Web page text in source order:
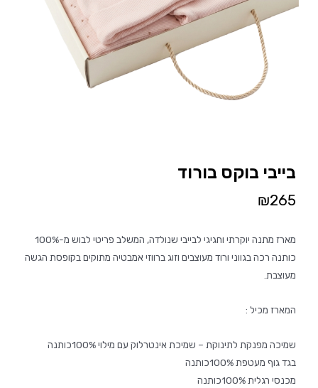
בייבי בוקס בורוד
₪265
מארז מתנה יוקרתי וחגיגי לבייבי שנולדה, המשלב פריטי לבוש מ-100%
כותנה רכה בגווני ורוד מעוצבים וזוג ברווזי אמבטיה מתוקים בקופסת הגשה
מעוצבת.
המארז מכיל :
שמיכה מפנקת לתינוקת – שמיכת אינטרלוק עם מילוי 100%כותנה
בגד גוף מעטפת 100%כותנה
מכנסי רגלית 100%כותנה